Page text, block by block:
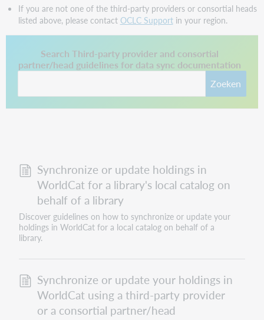
If you are not one of the third-party providers or consortial heads
listed above, please contact OCLC Supportin your region.
Search Third-party provider and consortial
partner/head guidelines for data sync documentation
Zoeken
This link opens in a new tab.
Synchronize or update holdings in
WorldCat for a library's local catalog on
behalf of a library
Discover guidelines on how to synchronize or update your
holdings in WorldCat for a local catalog on behalf of a
library.
Synchronize or update your holdings in
WorldCat using a third-party provider
or a consortial partner/head